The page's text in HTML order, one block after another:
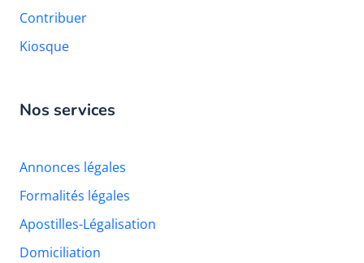
Contribuer
Kiosque
Nos services
Annonces légales
Formalités légales
Apostilles-Légalisation
Domiciliation